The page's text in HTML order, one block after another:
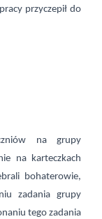
przyczepił do
na grupy
na karteczkach
bohaterowie,
zadania grupy
tego zadania